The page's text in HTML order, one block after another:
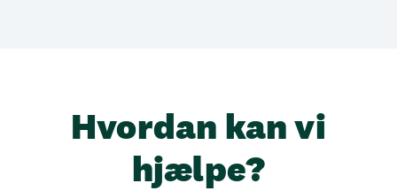
Hvordan kan vi
hjælpe?